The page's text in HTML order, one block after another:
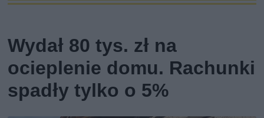
Wydał 80 tys. zł na
ocieplenie domu. Rachunki
spadły tylko o 5%